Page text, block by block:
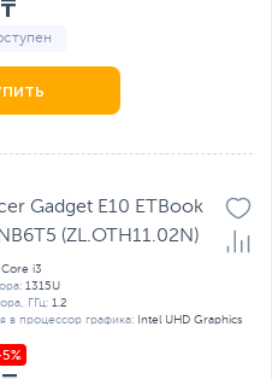
Gadget E10 ETBook
(ZL.OTH11.02N)
Core i3
1315U
ГГц: 1.2
в процессор графика: Intel UHD Graphics